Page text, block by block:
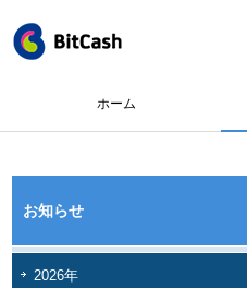
ホーム
お知らせ
2026年